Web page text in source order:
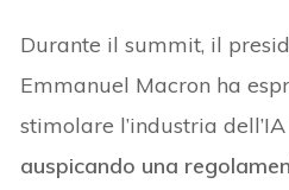
Durante il summit, il
Emmanuel Macron ha
stimolare l’industria
auspicando una